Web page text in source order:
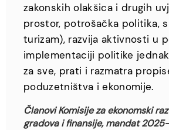
zakonskih olakšica i drugih
prostor, potrošačka politika,
turizam), razvija aktivnosti u
implementaciji politike
za sve, prati i razmatra
poduzetništva i ekonomije.
Članovi Komisije za ekonomski
gradova i finansije, mandat